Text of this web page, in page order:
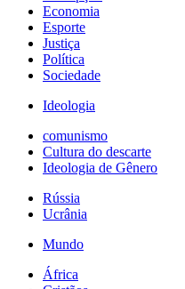
Economia
Esporte
Justiça
Política
Sociedade
Ideologia
comunismo
Cultura do descarte
Ideologia de Gênero
Rússia
Ucrânia
Mundo
África